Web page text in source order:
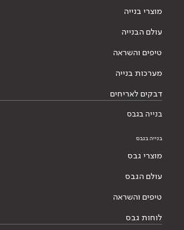
מוצרי בנייה
עולם הבנייה
טיפים והשראה
מערכות בנייה
דבקים לאריחים
בנייה בגבס
בנייה בגבס
מוצרי גבס
עולם הגבס
טיפים והשראה
לוחות גבס